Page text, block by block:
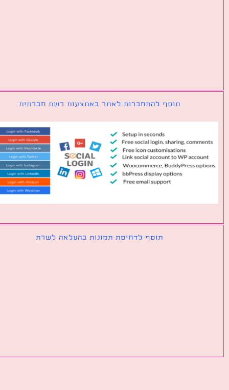
תוסף להתחברות לאתר באמצעות רשת חברתית
תוסף לדחיסת תמונות בהעלאה לשרת